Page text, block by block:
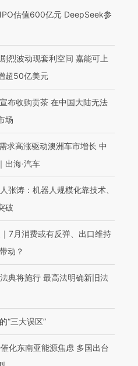
估值600亿元 DeepSeek参
烈波动现套利空间 嘉能可上
超50亿美元
布收购贡茶 在中国大陆无法
场
求高涨驱动澳洲车市增长 中
出海·汽车
张涛：机器人规模化靠技术、
破
7月消费或有反弹、出口维持
动？
典将施行 最高法明确新旧法
“三大误区”
化东南亚能源焦虑 多国出台